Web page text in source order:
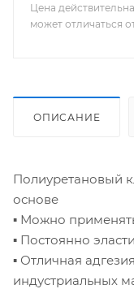
Цена
может отличаться
ОПИСАНИЕ
Полиуретановый
основе
▪ Можно
▪ Постоянно
▪ Отличная
индустриальных